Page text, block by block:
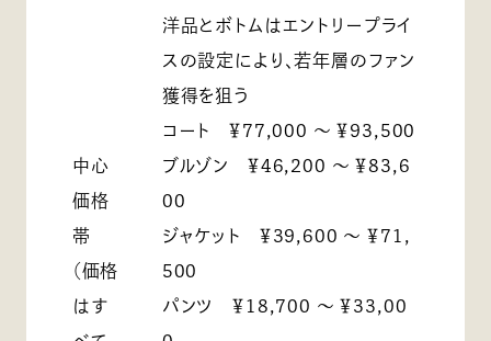
中心
価格
帯
（価格
はす
洋品とボトムはエントリープライ
スの設定により、若年層のファン
獲得を狙う
コート ￥77,000 ～ ￥93,500
ブルゾン ￥46,200 ～ ￥83,6
00
ジャケット ￥39,600 ～ ￥71,
500
パンツ ￥18,700 ～ ￥33,00